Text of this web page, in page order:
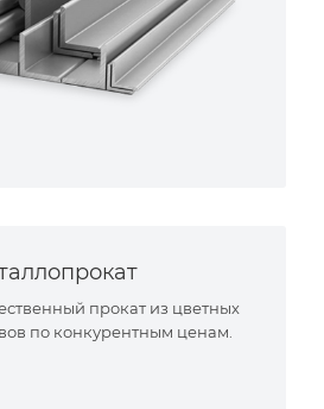
прокат из цветных
по конкурентным ценам.